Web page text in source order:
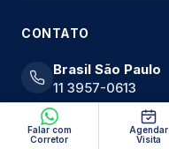
Falar com
Corretor
Agendar
Visita
CONTATO
Brasil São Paulo
11 3957-0613
Miami
+1 786-361-7289